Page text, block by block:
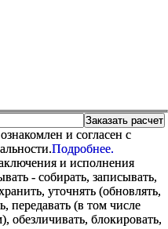
и согласен с
Подробнее.
и исполнения
- собирать, записывать,
уточнять (обновлять,
передавать (в том числе
обезличивать, блокировать,